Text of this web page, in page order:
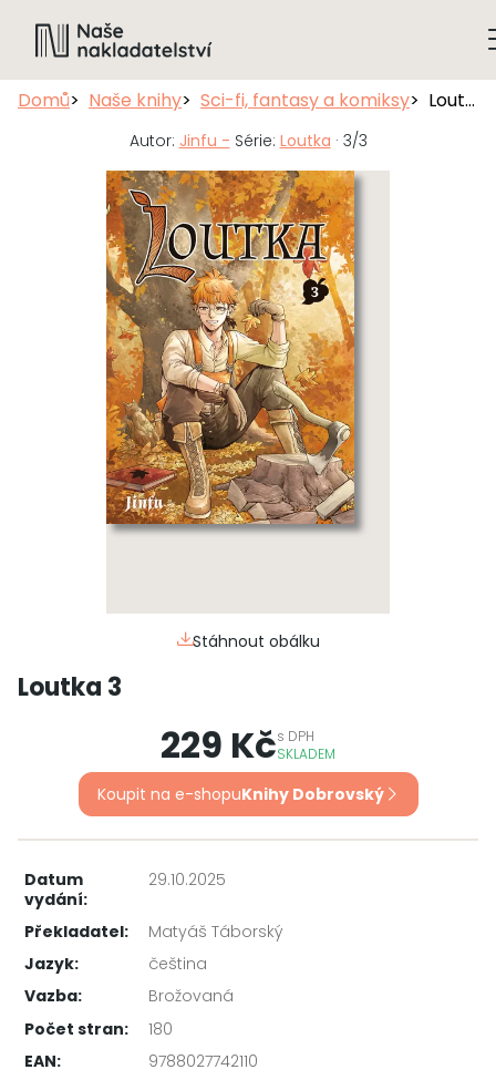
Domů Naše knihy Sci-fi, fantasy a komiksy Loutka 3
Autor: Jinfu - Série: Loutka · 3/3
Stáhnout obálku
Loutka 3
229 Kčs DPH
SKLADEM
Koupit na e-shopuKnihy Dobrovský
Datum
vydání:
29.10.2025
Překladatel:
Matyáš Táborský
Jazyk:
čeština
Vazba:
Brožovaná
Počet stran:
180
EAN:
9788027742110